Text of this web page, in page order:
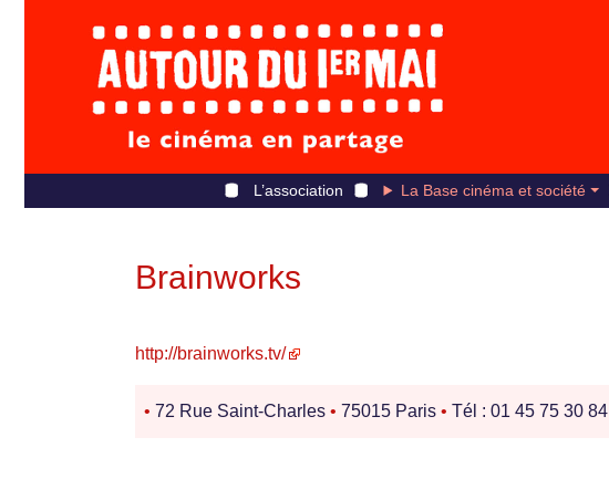
L’association La Base cinéma et société
Brainworks
http://brainworks.tv/
• 72 Rue Saint-Charles • 75015 Paris • Tél : 01 45 75 30 84